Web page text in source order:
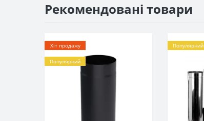
Рекомендовані товари
Хіт продажу
Популярний
Популярний